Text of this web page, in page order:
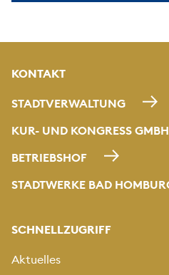
KONTAKT
STADTVERWALTUNG
KUR- UND KONGRESS GMBH
BETRIEBSHOF
STADTWERKE BAD
SCHNELLZUGRIFF
Aktuelles